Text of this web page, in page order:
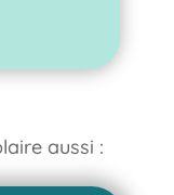
aussi :